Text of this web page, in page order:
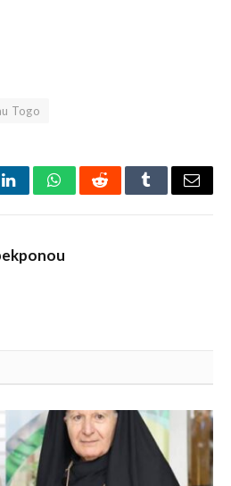
Togo
LinkedInWhatsAppRedditTumblrEmail